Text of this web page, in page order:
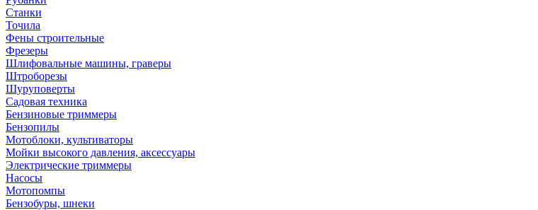
Станки
Точила
Фены строительные
Фрезеры
Шлифовальные машины, граверы
Штроборезы
Шуруповерты
Садовая техника
Бензиновые триммеры
Бензопилы
Мотоблоки, культиваторы
Мойки высокого давления, аксессуары
Электрические триммеры
Насосы
Мотопомпы
Бензобуры, шнеки